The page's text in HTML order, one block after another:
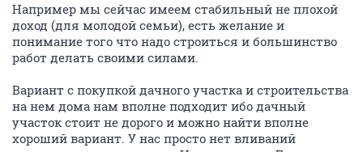
Например мы сейчас имеем стабильный не плохой
доход (для молодой семьи), есть желание и
понимание того что надо строиться и большинство
работ делать своими силами.
Вариант с покупкой дачного участка и строительства
на нем дома нам вполне подходит ибо дачный
участок стоит не дорого и можно найти вполне
хороший вариант. У нас просто нет вливаний